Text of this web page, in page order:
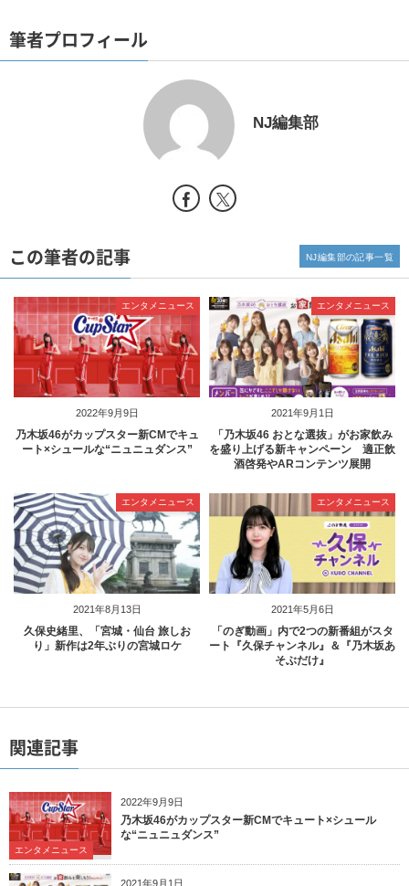
筆者プロフィール
NJ編集部
この筆者の記事
2022年9月9日
エンタメニュース
乃木坂46がカップスター新CMでキュ
ート×シュールな“ニュニュダンス”
2021年9月1日
エンタメニュース
「乃木坂46 おとな選抜」がお家飲み
を盛り上げる新キャンペーン 適正飲
酒啓発やARコンテンツ展開
2021年8月13日
エンタメニュース
久保史緒里、「宮城・仙台 旅しお
り」新作は2年ぶりの宮城ロケ
2021年5月6日
エンタメニュース
「のぎ動画」内で2つの新番組がスタ
ート『久保チャンネル』＆『乃木坂あ
そぶだけ』
NJ編集部の記事一覧
関連記事
2022年9月9日
エンタメニュース
乃木坂46がカップスター新CMでキュート×シュール
な“ニュニュダンス”
2021年9月1日